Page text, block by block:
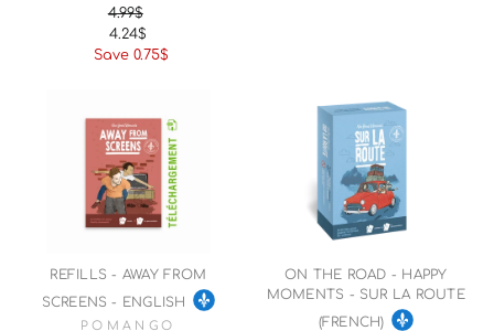
Regular
price
4.99$
Sale
price
4.24$
Save 0.75$
REFILLS - AWAY FROM
SCREENS - ENGLISH
POMANGO
ON THE ROAD - HAPPY
MOMENTS - SUR LA ROUTE
(FRENCH)